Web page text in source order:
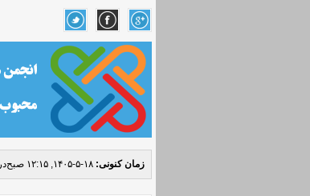
زمان کنونی: ۱۸-۵-۱۴۰۵, ۱۲:۱۵ صبح